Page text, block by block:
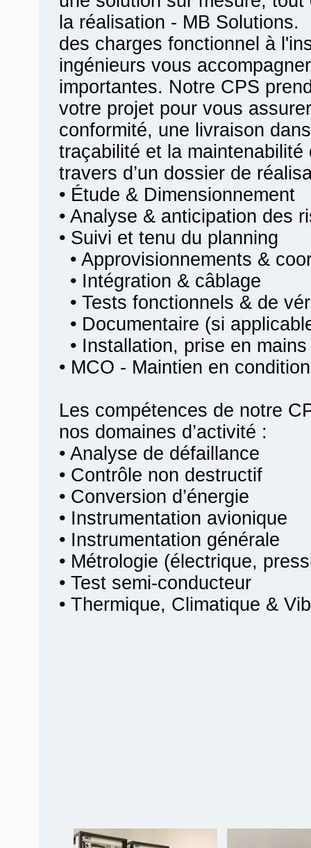
la réalisation - MB
des charges fonctionnel à
ingénieurs vous
importantes. Notre CPS
votre projet pour vous
conformité, une livraison
traçabilité et la
travers d’un dossier de
• Étude & Dimensionnement
• Analyse & anticipation des
• Suivi et tenu du planning
• Approvisionnements &
• Intégration & câblage
• Tests fonctionnels & de
• Documentaire (si
• Installation, prise en
• MCO - Maintien en
Les compétences de notre
nos domaines d’activité :
• Analyse de défaillance
• Contrôle non destructif
• Conversion d’énergie
• Instrumentation avionique
• Instrumentation générale
• Métrologie (électrique,
• Test semi-conducteur
• Thermique, Climatique &